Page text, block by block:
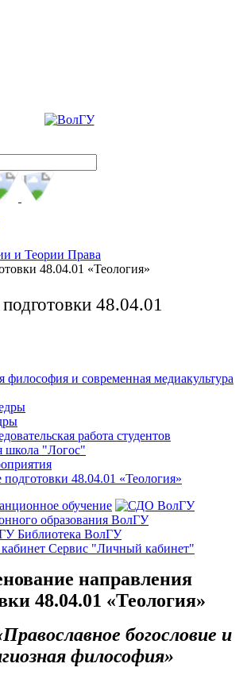
с сайтом. Пожалуйста
и Теории Права
48.04.01 «Теология»
48.04.01
философия и современная медиакультура
работа студентов
школа "Логос"
48.04.01 «Теология»
обучение
образования ВолГУ
Библиотека ВолГУ
Сервис "Личный кабинет"
направления
48.04.01 «Теология»
богословие и
философия»